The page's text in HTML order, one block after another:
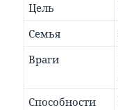
Цель
Семья
Враги
Способности